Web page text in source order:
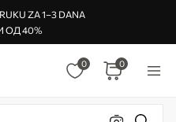
ZA 1–3 DANA
ОД 40%
0 0